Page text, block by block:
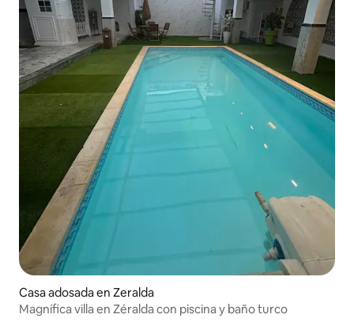
Casa adosada en Zeralda
Magnífica villa en Zéralda con piscina y baño turco